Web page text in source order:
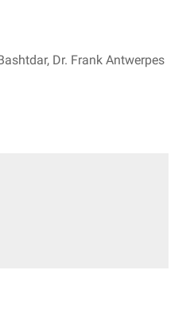
Dr. Frank Antwerpes